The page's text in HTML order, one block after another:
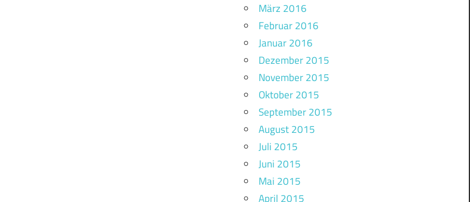
März 2016
Februar 2016
Januar 2016
Dezember 2015
November 2015
Oktober 2015
September 2015
August 2015
Juli 2015
Juni 2015
Mai 2015
April 2015